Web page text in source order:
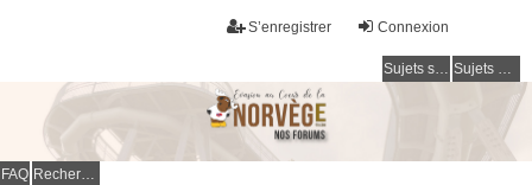
Connexion
S’enregistrer
Sujets sans réponse Sujets actifs
FAQ Rechercher